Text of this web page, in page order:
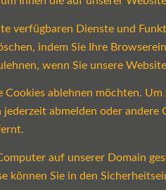
verfügbaren Dienste und
indem Sie Ihre
wenn Sie unsere
ablehnen möchten.
abmelden oder
auf unserer Domain
können Sie in den